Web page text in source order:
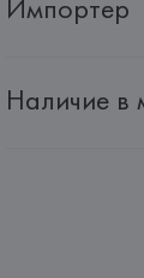
Адрес:
Наличие в